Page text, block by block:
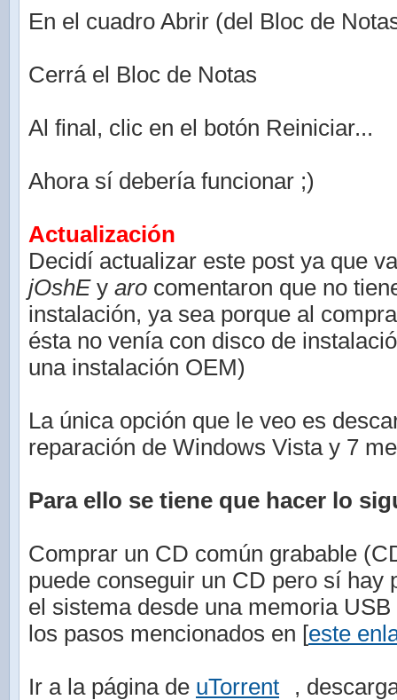
En el cuadro Abrir (del Bloc de
Cerrá el Bloc de Notas
Al final, clic en el botón Reiniciar...
Ahora sí debería funcionar ;)
Actualización
Decidí actualizar este post ya que
jOshEy aro comentaron que no
instalación, ya sea porque al
ésta no venía con disco de
una instalación OEM)
La única opción que le veo es
reparación de Windows Vista y 7
Para ello se tiene que hacer lo
Comprar un CD común grabable
puede conseguir un CD pero sí hay
el sistema desde una memoria
los pasos mencionados en [este
Ir a la página de uTorrent
,